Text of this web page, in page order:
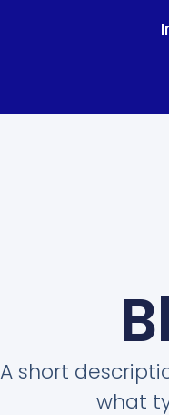
A short
what